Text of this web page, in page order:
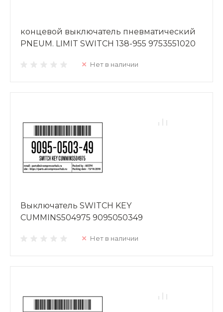
концевой выключатель пневматический
PNEUM. LIMIT SWITCH 138-955 9753551020
Нет в наличии
Выключатель SWITCH KEY
CUMMINS504975 9095050349
Нет в наличии